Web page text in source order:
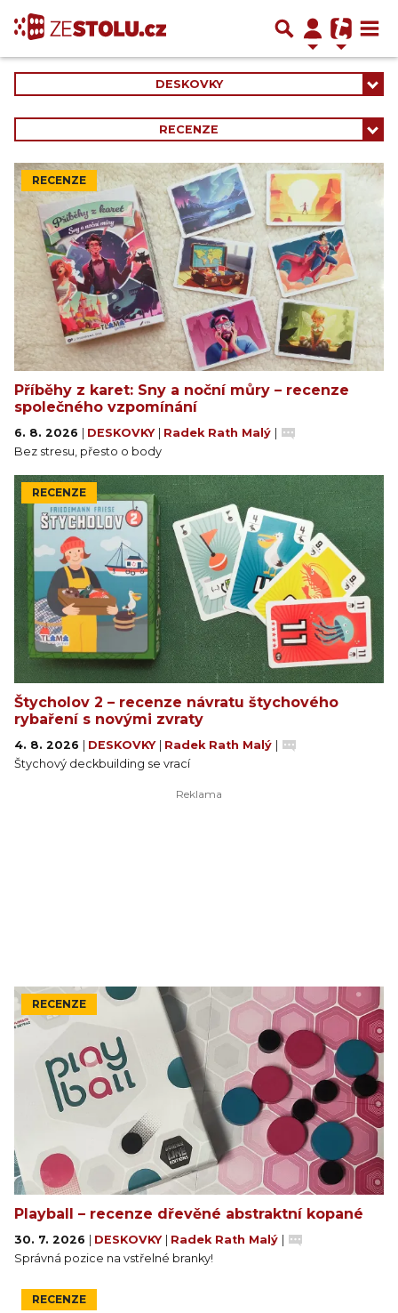
DESKOVKY
RECENZE
RECENZE
Příběhy z karet: Sny a noční můry – recenze
společného vzpomínání
6. 8. 2026 | DESKOVKY | Radek Rath Malý |
Bez stresu, přesto o body
RECENZE
Štycholov 2 – recenze návratu štychového
rybaření s novými zvraty
4. 8. 2026 | DESKOVKY | Radek Rath Malý |
Štychový deckbuilding se vrací
RECENZE
Playball – recenze dřevěné abstraktní kopané
30. 7. 2026 | DESKOVKY | Radek Rath Malý |
Správná pozice na vstřelné branky!
RECENZE